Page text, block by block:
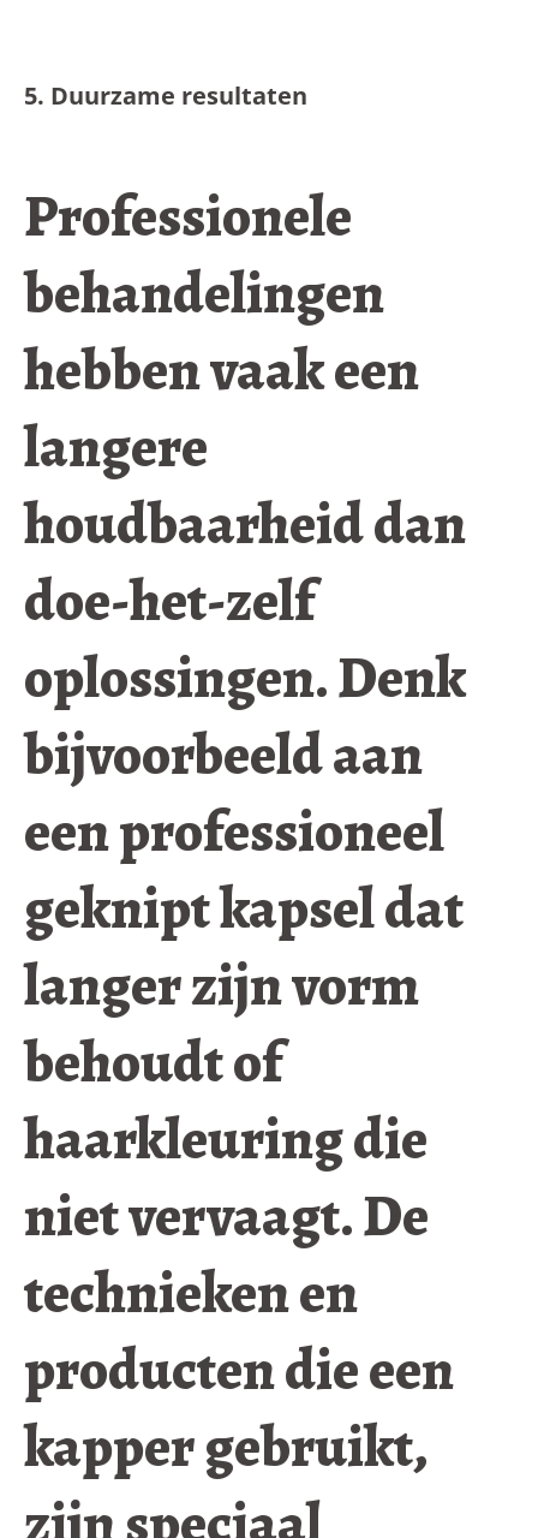
5. Duurzame resultaten
Professionele
behandelingen
hebben vaak een
langere
houdbaarheid dan
doe-het-zelf
oplossingen. Denk
bijvoorbeeld aan
een professioneel
geknipt kapsel dat
langer zijn vorm
behoudt of
haarkleuring die
niet vervaagt. De
technieken en
producten die een
kapper gebruikt,